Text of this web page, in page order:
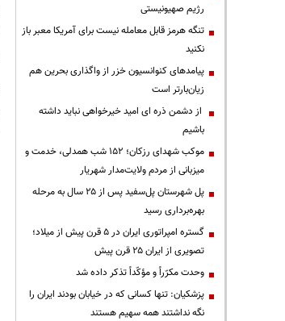
رژیم صهیونیستی
تنگه هرمز قابل معامله نیست برای آمریکا معبر باز
نکنید
پیامدهای کنوانسیون خزر از واگذاری بحرین هم
زیان‌بارتر است
از دشمن ذره ای امید خیرخواهی نباید داشته
باشیم
موکب شهدای رزکان؛ ۱۵۲ شب همدلی، خدمت و
میزبانی از مردم ولایت‌مدار شهریار
پل شهرستان پل‌سفید پس از ۲۵ سال به مرحله
بهره‌برداری رسید
گستره امپراتوری ایران در ۵ قرن پیش از میلاد؛
تصویری از ایران ۲۵ قرن پیش
وحدت مکرّراً و مؤکّداً تذکر داده شد
پزشکیان: تنها کسانی که در خیابان بودند ایران را
نگه نداشتند همه سهیم هستند